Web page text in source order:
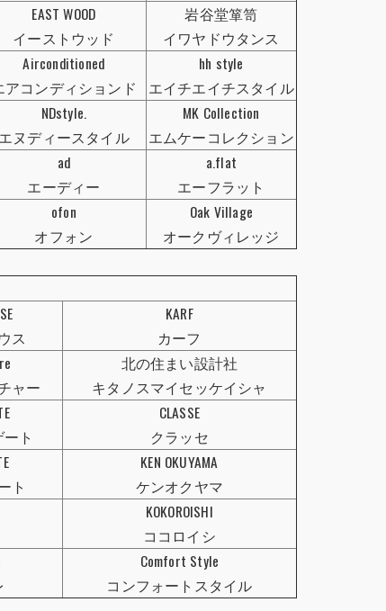
EAST WOOD
イーストウッド
岩谷堂箪笥
イワヤドウタンス
Airconditioned
アコンディションド
hh style
エイチエイチスタイル
NDstyle.
エヌディースタイル
MK Collection
エムケーコレクション
ad
エーディー
a.flat
エーフラット
ofon
オフォン
Oak Village
オークヴィレッジ
ス
KARF
カーフ
ャー
北の住まい設計社
キタノスマイセッケイシャ
ト
CLASSE
クラッセ
ト
KEN OKUYAMA
ケンオクヤマ
KOKOROISHI
ココロイシ
Comfort Style
コンフォートスタイル